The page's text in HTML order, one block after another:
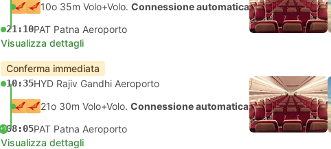
10o 35m Volo+Volo. Connessione automatica
21:10PAT Patna Aeroporto
Visualizza dettagli
Conferma immediata
10:35HYD Rajiv Gandhi Aeroporto
21o 30m Volo+Volo. Connessione automatica
+108:05PAT Patna Aeroporto
Visualizza dettagli